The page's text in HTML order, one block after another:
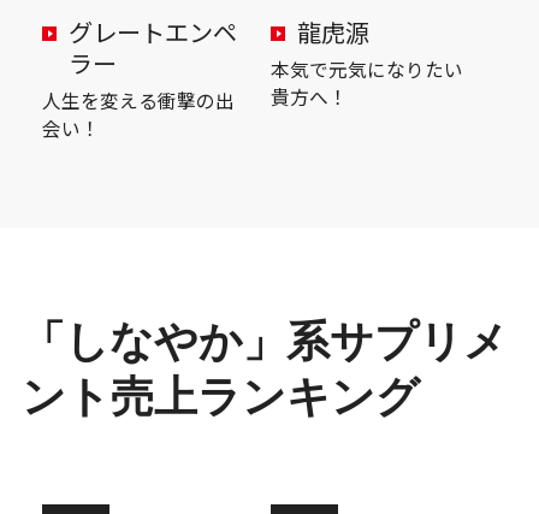
グレートエンペ
ラー
人生を変える衝撃の出
会い！
龍虎源
本気で元気になりたい
貴方へ！
「しなやか」系サプリメ
ント売上ランキング